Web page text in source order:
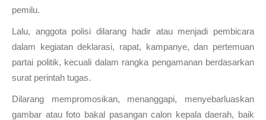
pemilu.
Lalu, anggota polisi dilarang hadir atau menjadi pembicara
dalam kegiatan deklarasi, rapat, kampanye, dan pertemuan
partai politik, kecuali dalam rangka pengamanan berdasarkan
surat perintah tugas.
Dilarang mempromosikan, menanggapi, menyebarluaskan
gambar atau foto bakal pasangan calon kepala daerah, baik